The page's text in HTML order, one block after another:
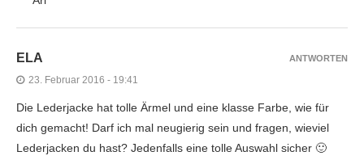
ELA
23. Februar 2016 - 19:41
Die Lederjacke hat tolle Ärmel und eine klasse Farbe, wie für
dich gemacht! Darf ich mal neugierig sein und fragen, wieviel
Lederjacken du hast? Jedenfalls eine tolle Auswahl sicher 🙂
ANTWORTEN